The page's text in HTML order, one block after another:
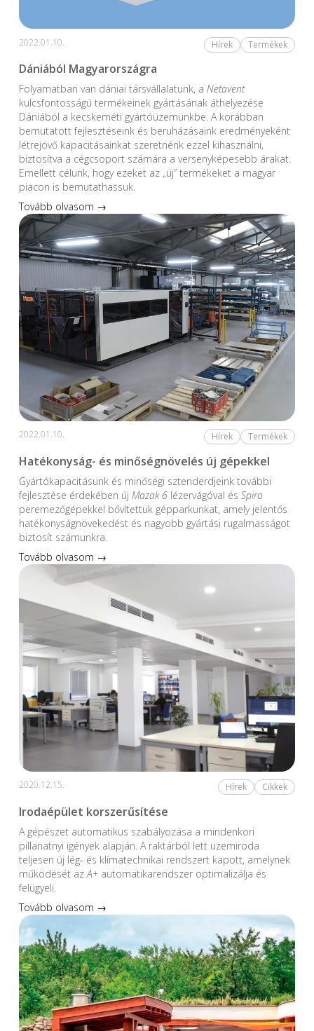
2022.01.10. Hírek Termékek
Dániából Magyarországra
Folyamatban van dániai társvállalatunk, a Netavent
kulcsfontosságú termékeinek gyártásának áthelyezése
Dániából a kecskeméti gyártóüzemünkbe. A korábban
bemutatott fejlesztéseink és beruházásaink eredményeként
létrejövő kapacitásainkat szeretnénk ezzel kihasználni,
biztosítva a cégcsoport számára a versenyképesebb árakat.
Emellett célunk, hogy ezeket az „új” termékeket a magyar
piacon is bemutathassuk.
Tovább olvasom →
2022.01.10. Hírek Termékek
Hatékonyság- és minőségnövelés új gépekkel
Gyártókapacitásunk és minőségi sztenderdjeink további
fejlesztése érdekében új Mazak 6lézervágóval és Spiro
peremezőgépekkel bővítettük gépparkunkat, amely jelentős
hatékonyságnövekedést és nagyobb gyártási rugalmasságot
biztosít számunkra.
Tovább olvasom →
2020.12.15. Hírek Cikkek
Irodaépület korszerűsítése
A gépészet automatikus szabályozása a mindenkori
pillanatnyi igények alapján. A raktárból lett üzemiroda
teljesen új lég- és klímatechnikai rendszert kapott, amelynek
működését az A+automatikarendszer optimalizálja és
felügyeli.
Tovább olvasom →